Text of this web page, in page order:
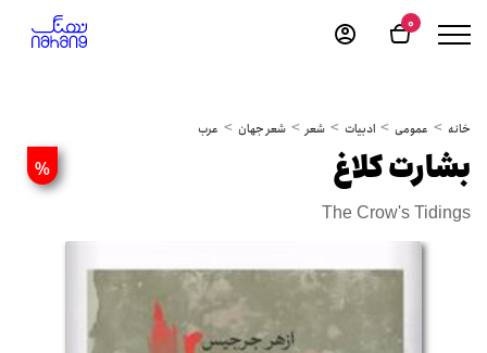
0
خانه عمومی ادبیات شعر شعر جهان عرب
% بشارت کلاغ
The Crow's Tidings